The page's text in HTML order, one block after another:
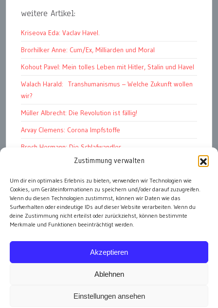
Zustimmung verwalten
Um dir ein optimales Erlebnis zu bieten, verwenden wir Technologien wie
Cookies, um Geräteinformationen zu speichern und/oder darauf zuzugreifen.
Wenn du diesen Technologien zustimmst, können wir Daten wie das
Surfverhalten oder eindeutige IDs auf dieser Website verarbeiten. Wenn du
deine Zustimmung nicht erteilst oder zurückziehst, können bestimmte
Merkmale und Funktionen beeinträchtigt werden.
Akzeptieren
Ablehnen
Einstellungen ansehen
weitere Artikel:
Kriseova Eda: Vaclav Havel.
Brorhilker Anne: Cum/Ex, Milliarden und Moral
Kohout Pavel: Mein tolles Leben mit Hitler, Stalin und Havel
Walach Harald: Transhumanismus – Welche Zukunft wollen
wir?
Müller Albrecht: Die Revolution ist fällig!
Arvay Clemens: Corona Impfstoffe
Broch Hermann: Die Schlafwandler
Kohout Pavel: Ende der Großen Ferien
Bonelli Raphael: Kopflos
Luczak Andreas: Deutschlands Energiewende
alle Artikel
Impressum